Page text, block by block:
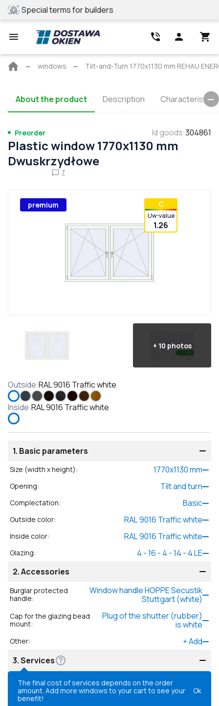
Special terms for builders
Main
windows Tilt-and-Turn 1770x1130 mm REHAU
About the product Description Characteristics
Preorder Id goods:304861
Plastic window 1770x1130 mm
Dwuskrzydłowe
7
premium С
Uw-value
1.26
+ 10 photos
Outside:RAL 9016 Traffic white
Inside:RAL 9016 Traffic white
1. Basic parameters
Size (width x height): 1770x1130mm
Opening: Tilt and turn
Complectation: Basic
Outside color: RAL 9016 Traffic white
Inside color: RAL 9016 Traffic white
Glazing:
4 - 16 - 4 - 14 - 4 LE
2.Accessories
Burglar protected
handle:
Window handle HOPPE Secustik
Stuttgart (white)
Cap for the glazing bead
mount:
Plug of the shutter (rubber)
is white
Other: +Add
3.Services
The final cost of services depends on the order
amount. Add more windows to your cart to see your
benefit!
Ok